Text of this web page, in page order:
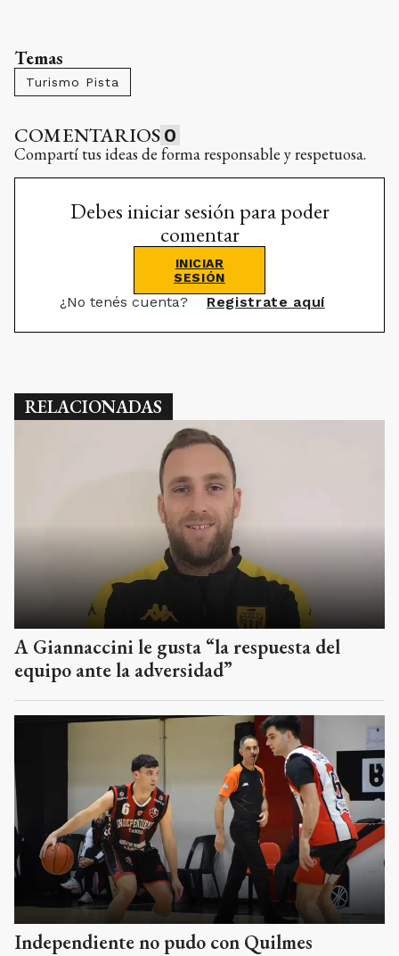
Temas
Turismo Pista
COMENTARIOS 0
Compartí tus ideas de forma responsable y respetuosa.
Debes iniciar sesión para poder
comentar
INICIAR
SESIÓN
¿No tenés cuenta? Registrate aquí
RELACIONADAS
A Giannaccini le gusta “la respuesta del
equipo ante la adversidad”
Independiente no pudo con Quilmes